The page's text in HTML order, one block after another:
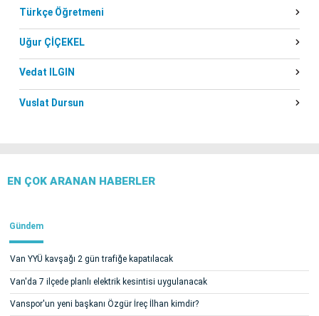
Türkçe Öğretmeni
Uğur ÇİÇEKEL
Vedat ILGIN
Vuslat Dursun
EN ÇOK ARANAN HABERLER
Gündem
Van YYÜ kavşağı 2 gün trafiğe kapatılacak
Van'da 7 ilçede planlı elektrik kesintisi uygulanacak
Vanspor'un yeni başkanı Özgür İreç İlhan kimdir?